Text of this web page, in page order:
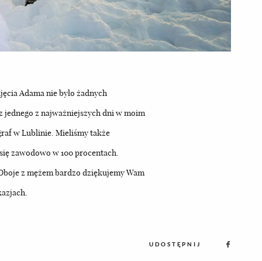
Adama nie było żadnych
jednego z najważniejszych dni w moim
w Lublinie. Mieliśmy także
zawodowo w 100 procentach.
z mężem bardzo dziękujemy Wam
UDOSTĘPNIJ